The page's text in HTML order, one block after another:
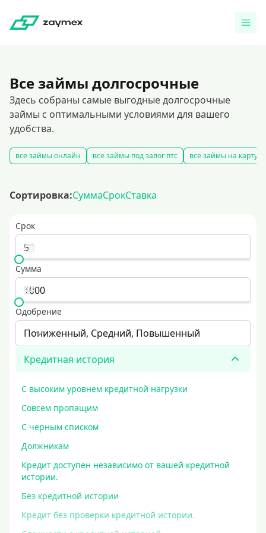
Все займы долгосрочные
Здесь собраны самые выгодные долгосрочные
займы с оптимальными условиями для вашего
удобства.
все займы онлайн все займы под залог птс все займы на карту
Сортировка:СуммаСрокСтавка
Срок
Сумма
Одобрение
Пониженный, Средний, Повышенный
Кредитная история
С высоким уровнем кредитной нагрузки
Совсем пропащим
С черным списком
Должникам
Кредит доступен независимо от вашей кредитной
истории.
Без кредитной истории
Кредит без проверки кредитной истории.